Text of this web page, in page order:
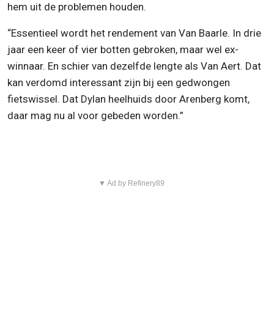
hem uit de problemen houden.
“Essentieel wordt het rendement van Van Baarle. In drie
jaar een keer of vier botten gebroken, maar wel ex-
winnaar. En schier van dezelfde lengte als Van Aert. Dat
kan verdomd interessant zijn bij een gedwongen
fietswissel. Dat Dylan heelhuids door Arenberg komt,
daar mag nu al voor gebeden worden.”
▼ Ad by Refinery89